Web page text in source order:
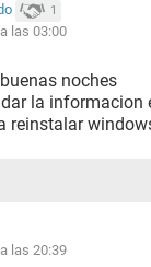
1
las 03:00
noches
la informacion
reinstalar
las 20:39